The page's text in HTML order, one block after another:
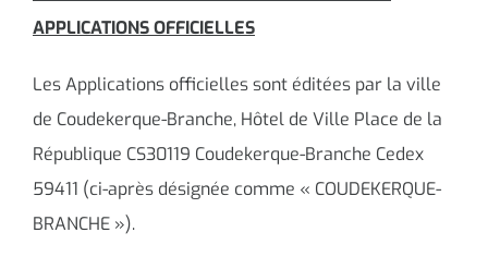
APPLICATIONS OFFICIELLES
Les Applications officielles sont éditées par la ville
de Coudekerque-Branche, Hôtel de Ville Place de la
République CS30119 Coudekerque-Branche Cedex
59411 (ci-après désignée comme « COUDEKERQUE-
BRANCHE »).